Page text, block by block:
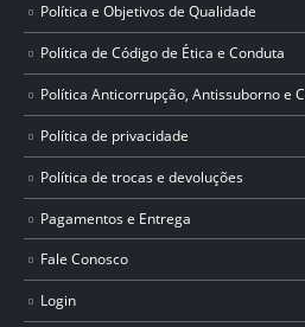
Política e Objetivos de Qualidade
Política de Código de Ética e Conduta
Política Anticorrupção, Antissuborno e
Política de privacidade
Política de trocas e devoluções
Pagamentos e Entrega
Fale Conosco
Login